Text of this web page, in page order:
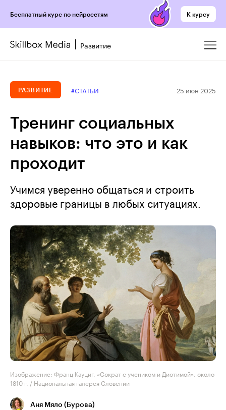
Бесплатный курс по нейросетям К курсу
Развитие
РАЗВИТИЕ #СТАТЬИ 25 июн 2025
Тренинг социальных
навыков: что это и как
проходит
Учимся уверенно общаться и строить
здоровые границы в любых ситуациях.
Изображение: Франц Кауциг, «Сократ с учеником и Диотимой», около
1810 г. / Национальная галерея Словении
Аня Мяло (Бурова)